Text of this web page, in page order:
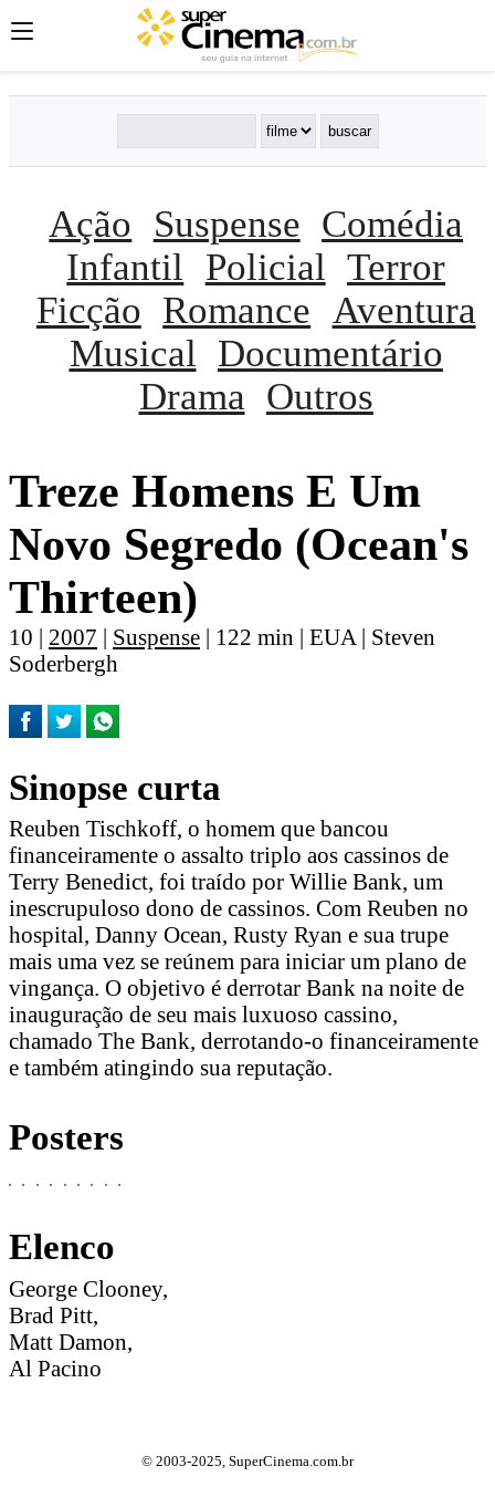
Ação Suspense Comédia
Infantil
Policial Terror
Ficção Romance Aventura
Musical
Documentário
Drama Outros
Treze Homens E Um
Novo Segredo (Ocean's
Thirteen)
10 | 2007 | Suspense | 122 min | EUA | Steven
Soderbergh
Sinopse curta
Reuben Tischkoff, o homem que bancou
financeiramente o assalto triplo aos cassinos de
Terry Benedict, foi traído por Willie Bank, um
inescrupuloso dono de cassinos. Com Reuben no
hospital, Danny Ocean, Rusty Ryan e sua trupe
mais uma vez se reúnem para iniciar um plano de
vingança. O objetivo é derrotar Bank na noite de
inauguração de seu mais luxuoso cassino,
chamado The Bank, derrotando-o financeiramente
e também atingindo sua reputação.
Posters
Elenco
George Clooney,
Brad Pitt,
Matt Damon,
Al Pacino
© 2003-2025, SuperCinema.com.br